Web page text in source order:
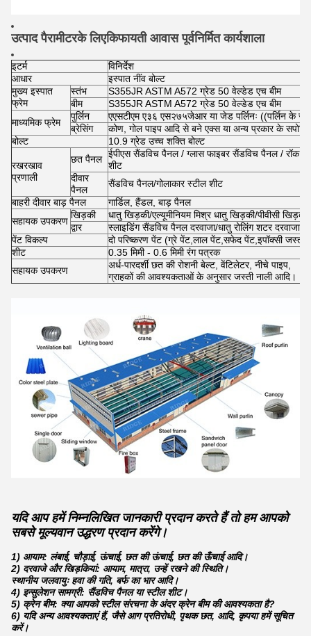
उत्पाद पैरामीटरके लिएकिफायती आवास पूर्वनिर्मित कार्यशाला
इटर्म
विनिर्देश
आधार
इस्पात नींव बोल्ट
मुख्य इस्पात
फ्रेम
स्तंभ
S355JR ASTM A572 ग्रेड 50 वेल्डेड एच बीम
बीम
S355JR ASTM A572 ग्रेड 50 वेल्डेड एच बीम
माध्यमिक फ्रेम
पुर्लिन
एएसटीएम ए३६ एस२७५जेआर या जेड पर्लिनः ((पर्लिन के साथ
ब्रेसिंग
कोण, गोल पाइप आदि से बने एक्स या अन्य प्रकार के सपोर्टिंग
बोल्ट
10.9 ग्रेड उच्च शक्ति बोल्ट
रखरखाव
प्रणाली
छत पैनल ईपीएस सैंडविच पैनल / ग्लास फाइबर सैंडविच पैनल / रॉक
शीट
दीवार
पैनल
सैंडविच पैनल/गोलाकार स्टील शीट
बाहरी दीवार बाड़ पैनल
गार्डिल, हैंडल, बाड़ पैनल
सहायक उपकरण
खिड़की
धातु खिड़की/एल्यूमीनियम मिश्र धातु खिड़की/पीवीसी
द्वार
स्लाइडिंग सैंडविच पैनल दरवाजा/धातु रोलिंग शटर दरवाजा/
पेंट विकल्प
दो परिष्करण पेंट (ग्रे पेंट,लाल पेंट,सफेद पेंट,इपॉक्सी जस्ता
शीट
0.35 मिमी - 0.6 मिमी रंग पत्रक
सहायक उपकरण
अर्ध-पारदर्शी छत की रोशनी बेल्ट, वेंटिलेटर, नीचे पाइप,
ग्राहकों की आवश्यकताओं के अनुसार जस्ती नाली आदि।
यदि आप हमें निम्नलिखित जानकारी प्रदान करते हैं तो हम आपको
सबसे मूल्यवान उद्धरण प्रदान करेंगे।
1) आयाम: लंबाई, चौड़ाई, ऊंचाई, छत की ऊंचाई, छत की ऊँचाई आदि।
2) दरवाजे और खिड़कियां: आयाम, मात्रा, उन्हें रखने की स्थिति।
स्थानीय जलवायुः हवा की गति, बर्फ का भार आदि।
4) इन्सुलेशन सामग्री: सैंडविच पैनल या स्टील शीट।
5) क्रेन बीम: क्या आपको स्टील संरचना के अंदर क्रेन बीम की आवश्यकता है?
6) यदि अन्य आवश्यकताएं हैं, जैसे आग प्रतिरोधी, पृथक छत, आदि, कृपया हमें सूचित
करें।